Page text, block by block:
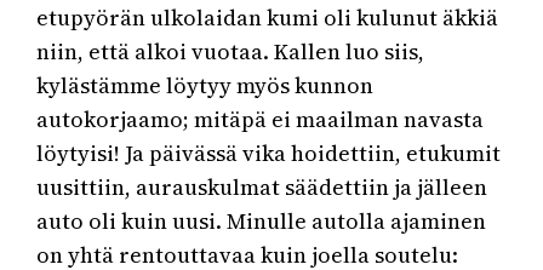
etupyörän ulkolaidan kumi oli kulunut äkkiä
niin, että alkoi vuotaa. Kallen luo siis,
kylästämme löytyy myös kunnon
autokorjaamo; mitäpä ei maailman navasta
löytyisi! Ja päivässä vika hoidettiin, etukumit
uusittiin, aurauskulmat säädettiin ja jälleen
auto oli kuin uusi. Minulle autolla ajaminen
on yhtä rentouttavaa kuin joella soutelu: